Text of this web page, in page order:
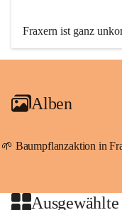
Fraxern ist ganz
den öffentlichen
An Samstagen,
persönlichen
Haltestelle
beide Fahrten
Alben
🌱 Baumpflanzaktion in